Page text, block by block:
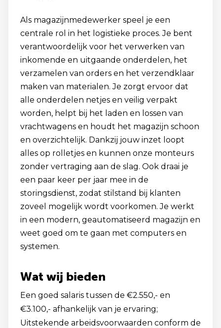
Als magazijnmedewerker speel je een
centrale rol in het logistieke proces. Je bent
verantwoordelijk voor het verwerken van
inkomende en uitgaande onderdelen, het
verzamelen van orders en het verzendklaar
maken van materialen. Je zorgt ervoor dat
alle onderdelen netjes en veilig verpakt
worden, helpt bij het laden en lossen van
vrachtwagens en houdt het magazijn schoon
en overzichtelijk. Dankzij jouw inzet loopt
alles op rolletjes en kunnen onze monteurs
zonder vertraging aan de slag. Ook draai je
een paar keer per jaar mee in de
storingsdienst, zodat stilstand bij klanten
zoveel mogelijk wordt voorkomen. Je werkt
in een modern, geautomatiseerd magazijn en
weet goed om te gaan met computers en
systemen.
Wat wij bieden
Een goed salaris tussen de €2.550,- en
€3.100,- afhankelijk van je ervaring;
Uitstekende arbeidsvoorwaarden conform de